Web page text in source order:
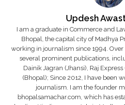
Updesh
I am a graduate in Commerce and
Bhopal, the capital city of Madhya
working in journalism since 1994. Over
several prominent publications,
Dainik Jagran (Jhansi), Raj
(Bhopal); Since 2012, I have been
journalism. I am the founder
bhopalsamachar.com, which has